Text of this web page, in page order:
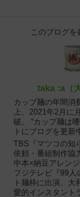
このブログを
taka :a（
カップ麺の年間消
上、2021年2月に
破。 “カップ麺は
トにブログを更新
TBS『マツコの知
依頼・番組制作協
中本×納豆アレン
フジテレビ『99人
ト麺枠に出演、大
愛的インスタント